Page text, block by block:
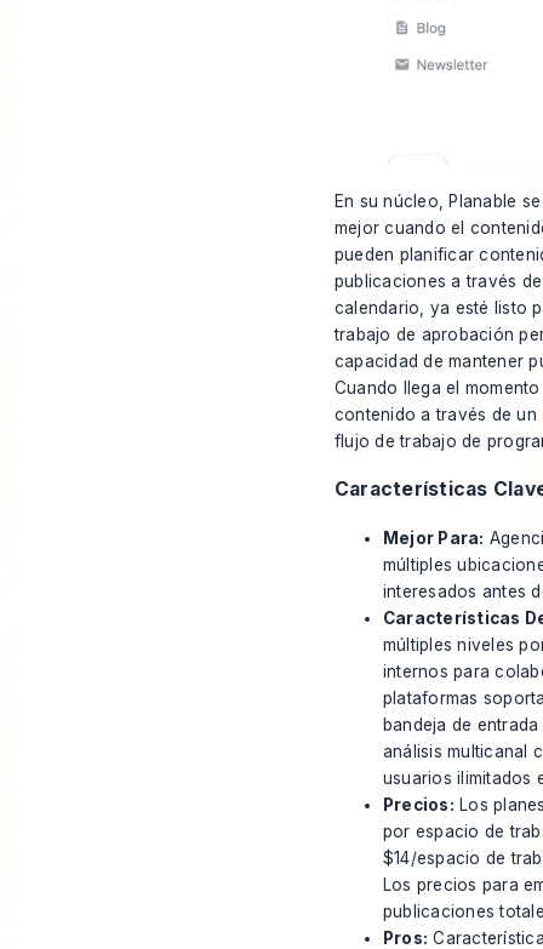
En su núcleo, Planable
mejor cuando el
pueden planificar
publicaciones a través
calendario, ya esté listo
trabajo de aprobación
capacidad de mantener
Cuando llega el
contenido a través de un
flujo de trabajo de
Características
Mejor Para:
múltiples
interesados antes
Características
múltiples niveles
internos para
plataformas
bandeja de
análisis multicanal
usuarios ilimitados
Precios: Los
por espacio de
$14/espacio de
Los precios para
publicaciones
Pros: